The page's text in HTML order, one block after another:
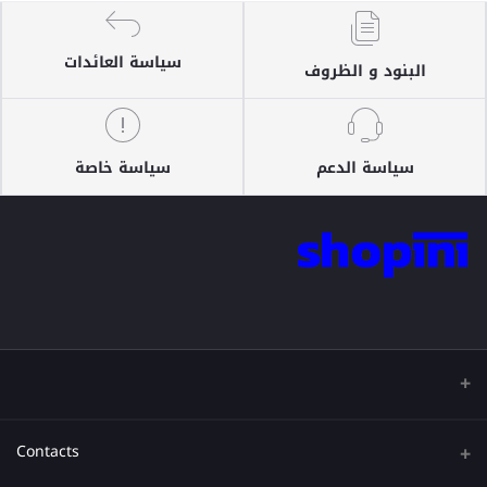
البنود و الظروف سياسة العائدات
سياسة الدعم سياسة خاصة
Contacts